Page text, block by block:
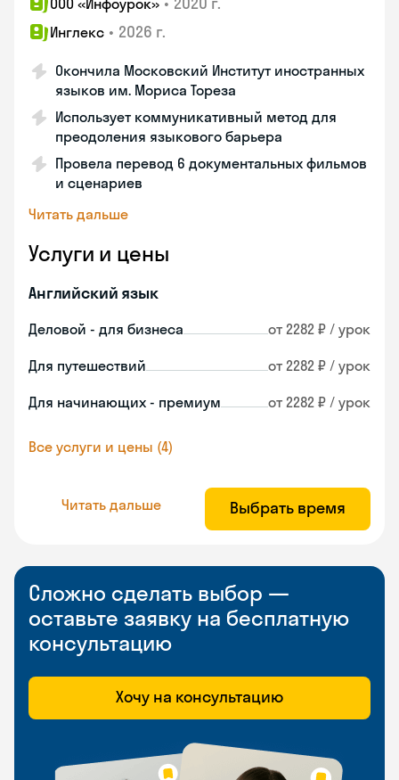
ООО «Инфоурок»
Инглекс • 2026 г.
Окончила Московский Институт иностранных
языков им. Мориса Тореза
Использует коммуникативный метод для
преодоления языкового барьера
Провела перевод 6 документальных фильмов
и сценариев
Читать дальше
Услуги и цены
Английский язык
Деловой - для бизнеса от 2282 ₽ / урок
Для путешествий от 2282 ₽ / урок
Для начинающих - премиум от 2282 ₽ / урок
Все услуги и цены (4)
Читать дальше Выбрать время
Сложно сделать выбор —
оставьте заявку на бесплатную
консультацию
Хочу на консультацию